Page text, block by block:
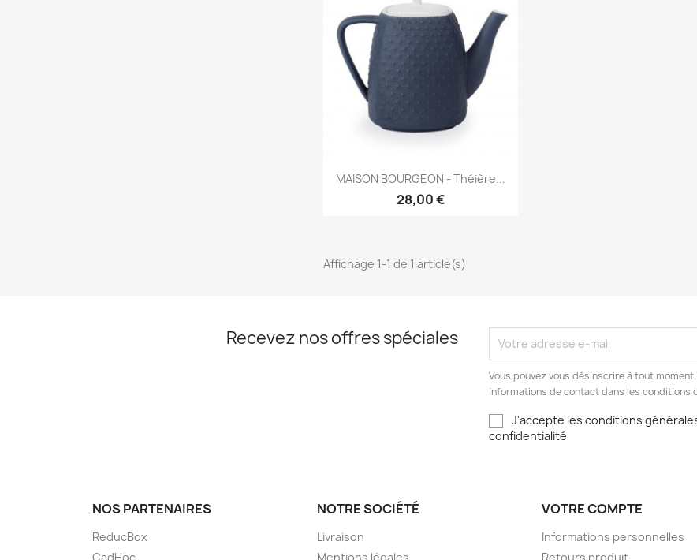
Aperçu rapide
MAISON BOURGEON - Théière...
28,00 €
Affichage 1-1 de 1 article(s)
Recevez nos offres spéciales
Vous pouvez vous désinscrire à tout
informations de contact dans les conditions
J'accepte les conditions
confidentialité
NOS PARTENAIRES
ReducBox
NOTRE SOCIÉTÉ
Livraison
VOTRE COMPTE
Informations personnelles